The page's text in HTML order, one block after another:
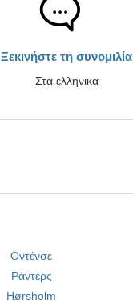
Ξεκινήστε τη συνομιλία
Στα ελληνικα
Οντένσε
Ράντερς
Hørsholm